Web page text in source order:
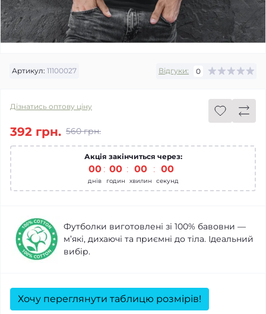
Артикул: 11100027 Відгуки: 0
Дізнатись оптову ціну
560 грн.
392 грн.
Акція закінчиться через:
00
днів
00
годин
00
хвилин
00
секунд
Футболки виготовлені зі 100% бавовни —
м’які, дихаючі та приємні до тіла. Ідеальний
вибір.
Хочу переглянути таблицю розмірів!